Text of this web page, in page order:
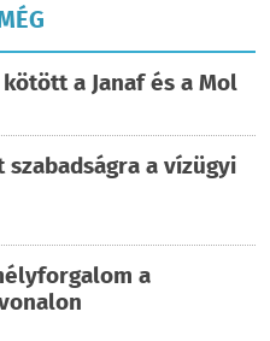
a Janaf és a Mol
a vízügyi
a